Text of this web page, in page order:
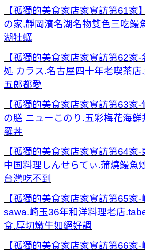
【孤獨的美食家店家實訪第61家
の家,靜岡濱名湖名物雙色三吃鰻
湖牡蠣
【孤獨的美食家店家實訪第62家
処 カラス.名古屋四十年老喫茶店
五郎都愛
【孤獨的美食家店家實訪第63家
の膳 ニューこのり.五彩梅花海
羅丼
【孤獨的美食家店家實訪第64家-
中国料理しんせらてぃ.蒲燒鰻魚
台灣吃不到
【孤獨的美食家店家實訪第65家
sawa.崎玉36年和洋料理老店
食.厚切燉牛如絕好調
【孤獨的美食家店家實訪第66家